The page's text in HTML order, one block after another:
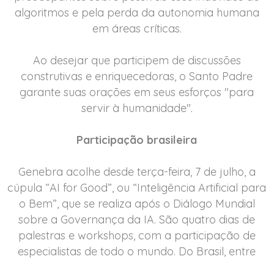
algoritmos e pela perda da autonomia humana
em áreas críticas.
Ao desejar que participem de discussões
construtivas e enriquecedoras, o Santo Padre
garante suas orações em seus esforços "para
servir à humanidade".
Participação brasileira
Genebra acolhe desde terça-feira, 7 de julho, a
cúpula “AI for Good”, ou “Inteligência Artificial para
o Bem”, que se realiza após o Diálogo Mundial
sobre a Governança da IA. São quatro dias de
palestras e workshops, com a participação de
especialistas de todo o mundo. Do Brasil, entre